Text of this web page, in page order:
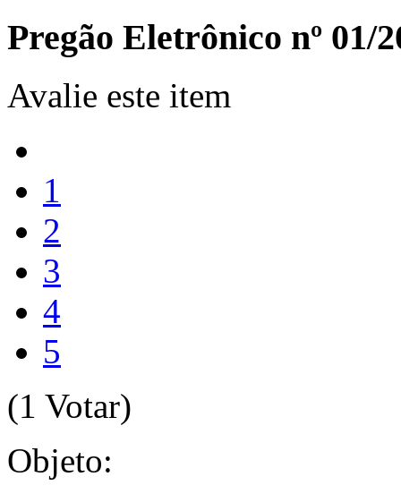
Pregão Eletrônico nº 01/
Avalie este item
1
2
3
4
5
(1 Votar)
Objeto: